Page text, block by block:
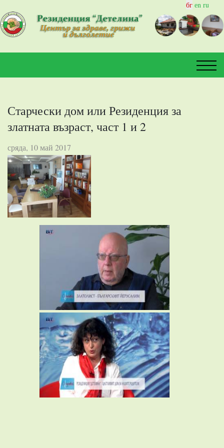
бг еn ru
Старчески дом или Резиденция за
златната възраст, част 1 и 2
сряда, 10 май 2017